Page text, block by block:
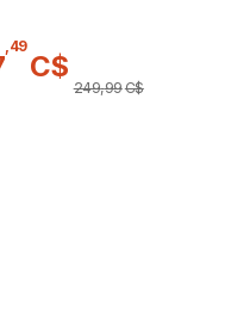
49
C$
249,99C$